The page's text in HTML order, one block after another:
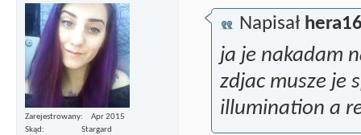
Zarejestrowany
Apr 2015
Skąd
Stargard
Napisał
ja je nakadam
zdjac musze je
illumination a